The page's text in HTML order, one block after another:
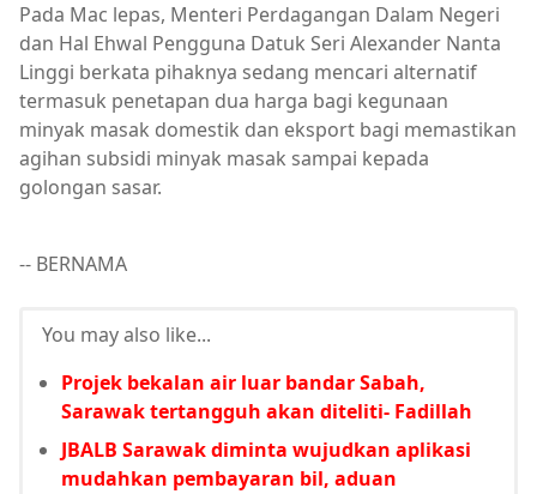
Pada Mac lepas, Menteri Perdagangan Dalam Negeri
dan Hal Ehwal Pengguna Datuk Seri Alexander Nanta
Linggi berkata pihaknya sedang mencari alternatif
termasuk penetapan dua harga bagi kegunaan
minyak masak domestik dan eksport bagi memastikan
agihan subsidi minyak masak sampai kepada
golongan sasar.
-- BERNAMA
You may also like...
Projek bekalan air luar bandar Sabah,
Sarawak tertangguh akan diteliti- Fadillah
JBALB Sarawak diminta wujudkan aplikasi
mudahkan pembayaran bil, aduan